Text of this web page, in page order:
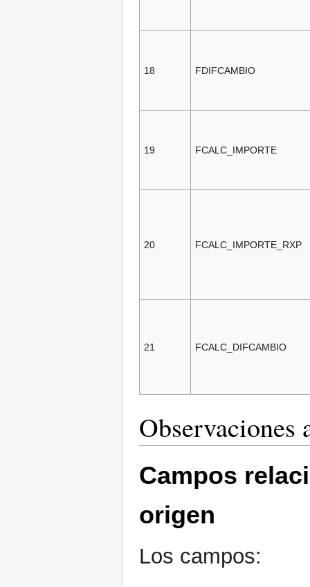
18 FDIFCAMBIO
19 FCALC_IMPORTE
20 FCALC_IMPORTE_RXP
21 FCALC_DIFCAMBIO
Observaciones
Campos
origen
Los campos: